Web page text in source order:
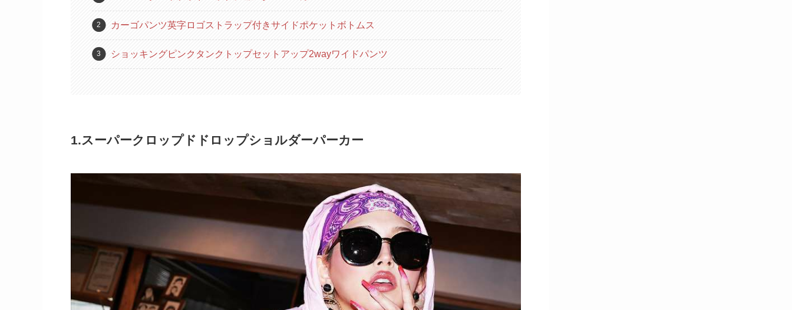
カーゴパンツ英字ロゴストラップ付きサイドポケットボトムス
ショッキングピンクタンクトップセットアップ2wayワイドパンツ
1.スーパークロップドドロップショルダーパーカー